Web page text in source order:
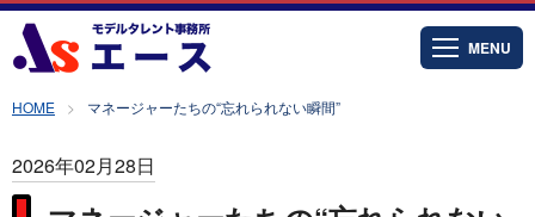
MENU
HOME マネージャーたちの“忘れられない瞬間”
2026年02月28日